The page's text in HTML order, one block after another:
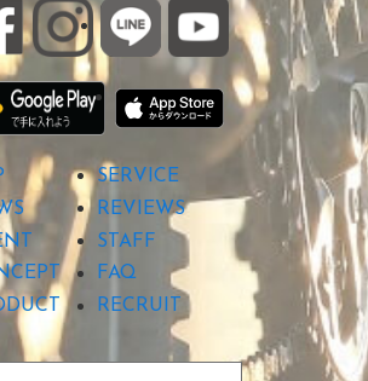
SERVICE
REVIEWS
STAFF
FAQ
RECRUIT